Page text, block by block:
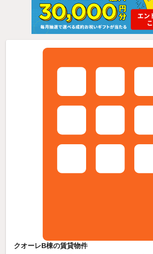
クオーレB棟の賃貸物件